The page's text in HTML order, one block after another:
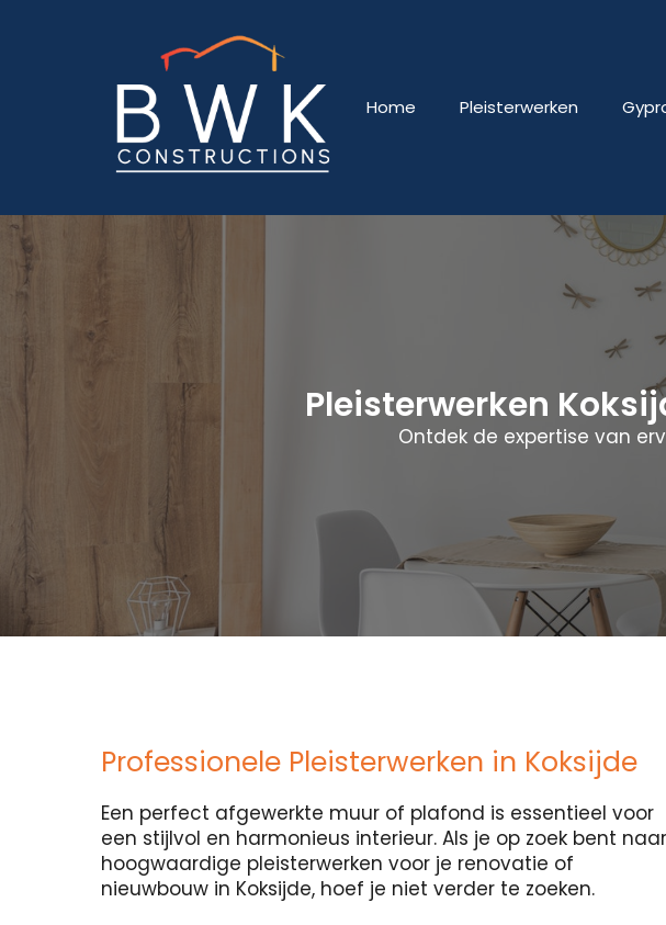
Home Pleisterwerken
Pleisterwerken
Ontdek de expertise van
Professionele Pleisterwerken in Koksijde
Een perfect afgewerkte muur of plafond is essentieel voor
een stijlvol en harmonieus interieur. Als je op zoek bent naar
hoogwaardige pleisterwerken voor je renovatie of
nieuwbouw in Koksijde, hoef je niet verder te zoeken.